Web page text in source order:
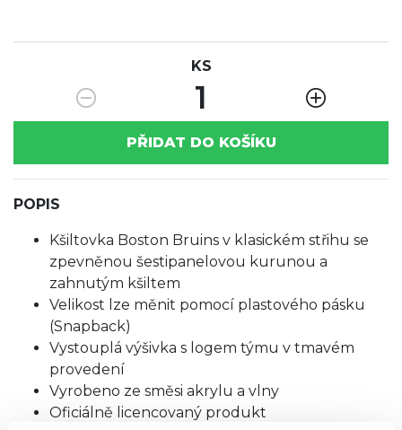
KS
1
PŘIDAT DO KOŠÍKU
POPIS
Kšiltovka Boston Bruins v klasickém střihu se
zpevněnou šestipanelovou kurunou a
zahnutým kšiltem
Velikost lze měnit pomocí plastového pásku
(Snapback)
Vystouplá výšivka s logem týmu v tmavém
provedení
Vyrobeno ze směsi akrylu a vlny
Oficiálně licencovaný produkt